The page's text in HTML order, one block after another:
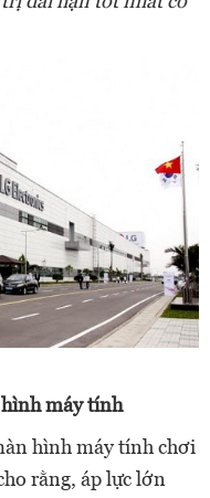
hình máy tính
hình máy tính chơi
rằng, áp lực lớn